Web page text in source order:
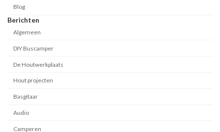
Blog
Berichten
Algemeen
DIY Buscamper
De Houtwerkplaats
Hout projecten
Basgitaar
Audio
Camperen